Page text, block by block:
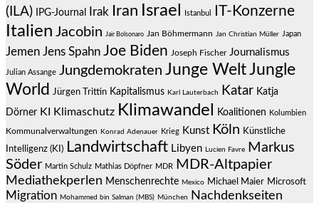
(ILA)
IPG-Journal Irak Iran Israel Istanbul IT-Konzerne
Italien Jacobin Jair Bolsonaro Jan Böhmermann Jan Christian Müller Japan
Jemen Jens Spahn Joe Biden Joseph Fischer Journalismus
Julian Assange Jungdemokraten Junge WeltJungle
World
Jürgen Trittin Kapitalismus Karl Lauterbach Katar Katja
Dörner KI Klimaschutz Klimawandel Koalitionen Kolumbien
Kommunalverwaltungen Konrad Adenauer Krieg Kunst Köln Künstliche
Intelligenz (KI) Landwirtschaft Libyen Lucien Favre
Markus
Söder Martin Schulz Mathias Döpfner MDR MDR-Altpapier
Mediathekperlen Menschenrechte Mexico Michael Maier Microsoft
Migration Mohammed bin Salman (MBS) München Nachdenkseiten